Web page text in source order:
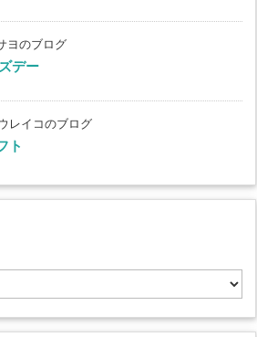
ヨのブログ
デー
レイコのブログ
ト